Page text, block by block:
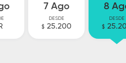
7 Ago
DESDE
$ 25.200
8
DESDE
$